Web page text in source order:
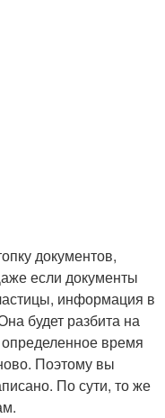
документов,
если документы
информация в
будет разбита на
определенное время
Поэтому вы
По сути, то же